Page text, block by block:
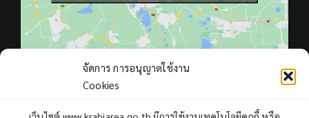
จัดการ การอนุญาตใช้งาน
Cookies